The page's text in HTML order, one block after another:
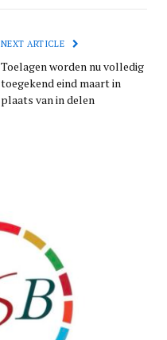
NEXT ARTICLE
Toelagen worden nu volledig
toegekend eind maart in
plaats van in delen